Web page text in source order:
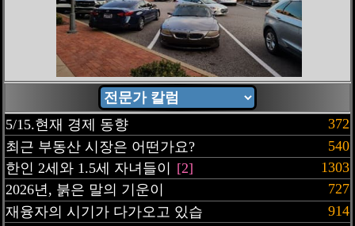
5/15.현재 경제 동향
372
최근 부동산 시장은 어떤가요?
540
한인 2세와 1.5세 자녀들이 [2]
1303
2026년, 붉은 말의 기운이
727
재융자의 시기가 다가오고 있습
914